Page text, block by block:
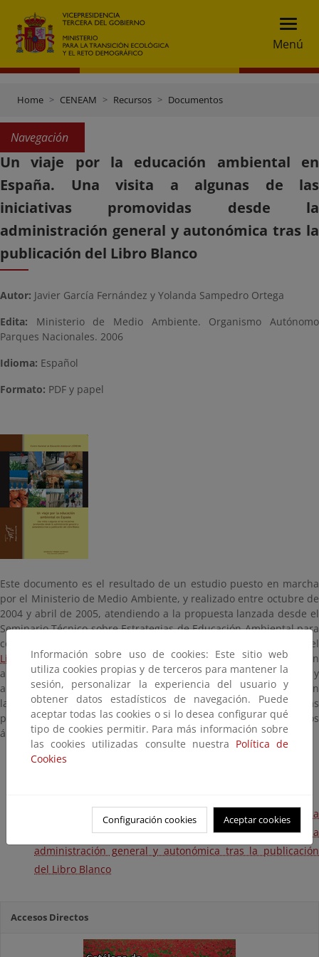
Menú
Home CENEAM Recursos Documentos
Navegación
Un viaje por la educación ambiental en
España. Una visita a algunas de las
iniciativas promovidas desde la
administración general y autonómica tras la
publicación del Libro Blanco
Autor: Javier García Fernández y Yolanda Sampedro Ortega
Edita: Ministerio de Medio Ambiente. Organismo Autónomo
Parques Nacionales. 2006
Idioma: Español
Formato: PDF y papel
Este documento es el resultado de un estudio puesto en marcha
por el Ministerio de Medio Ambiente, y realizado entre octubre de
2004 y abril de 2005, atendiendo a la propuesta lanzada desde el
Seminario Técnico sobre Estrategias de Educación Ambiental para
conocer en qué medida las recomendaciones y el espíritu del
Libro Blancohabían calado en la práctica de la educación
ambiental promovida desde las administraciones general y
autonómica, identificando aquellas iniciativas más relevantes, con
la idea de disponer de un mapa de ruta que pudiese inspirar las
posteriores actuaciones de educación impulsadas desde estos
ámbitos.
Un viaje por la educación ambiental en España. Una visita a
algunas de las iniciativas promovidas desde la
administración general y autonómica tras la publicación
del Libro Blanco
Accesos Directos
Información sobre uso de cookies: Este sitio web
utiliza cookies propias y de terceros para mantener la
sesión, personalizar la experiencia del usuario y
obtener datos estadísticos de navegación. Puede
aceptar todas las cookies o si lo desea configurar qué
tipo de cookies permitir. Para más información sobre
las cookies utilizadas consulte nuestra Política de
Cookies
Configuración cookies Aceptar cookies